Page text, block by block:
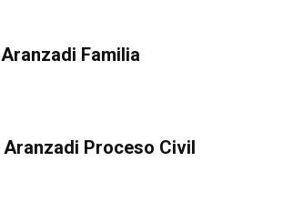
Aranzadi Familia
Aranzadi Proceso Civil